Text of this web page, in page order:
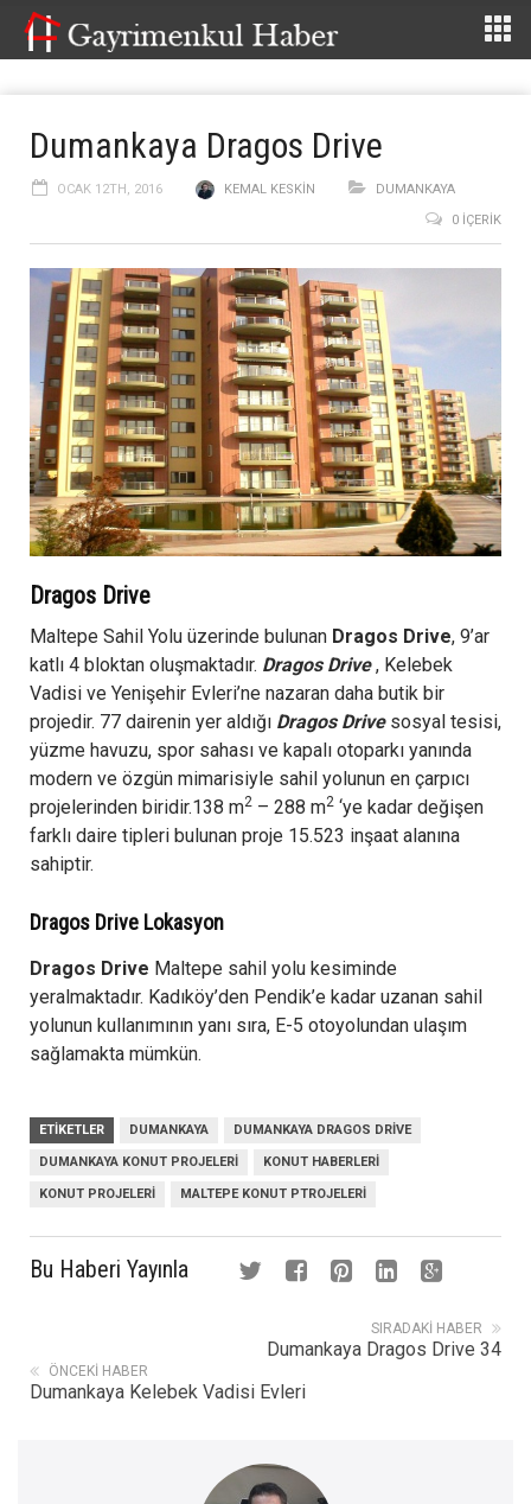
Dumankaya Dragos Drive
OCAK 12TH, 2016 KEMAL KESKIN
DUMANKAYA
0 İÇERIK
Dragos Drive
Maltepe Sahil Yolu üzerinde bulunan Dragos Drive, 9’ar
katlı 4 bloktan oluşmaktadır. Dragos Drive, Kelebek
Vadisi ve Yenişehir Evleri’ne nazaran daha butik bir
projedir. 77 dairenin yer aldığı Dragos Drivesosyal tesisi,
yüzme havuzu, spor sahası ve kapalı otoparkı yanında
modern ve özgün mimarisiyle sahil yolunun en çarpıcı
projelerinden biridir.138 m2 – 288 m2 ‘ye kadar değişen
farklı daire tipleri bulunan proje 15.523 inşaat alanına
sahiptir.
Dragos Drive Lokasyon
Dragos Drive Maltepe sahil yolu kesiminde
yeralmaktadır. Kadıköy’den Pendik’e kadar uzanan sahil
yolunun kullanımının yanı sıra, E-5 otoyolundan ulaşım
sağlamakta mümkün.
ETIKETLER DUMANKAYA DUMANKAYA DRAGOS DRIVE
DUMANKAYA KONUT PROJELERI KONUT HABERLERI
KONUT PROJELERI MALTEPE KONUT PTROJELERI
Bu Haberi Yayınla
SIRADAKI HABER
Dumankaya Dragos Drive 34
ÖNCEKI HABER
Dumankaya Kelebek Vadisi Evleri